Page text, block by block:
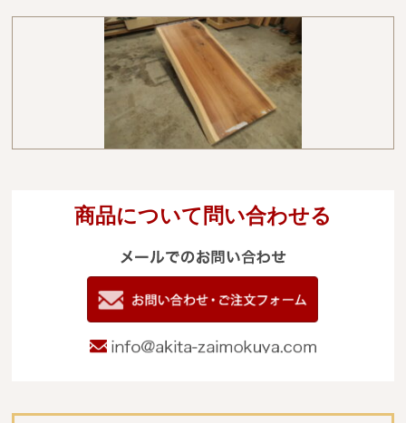
商品について問い合わせる
info@akita-